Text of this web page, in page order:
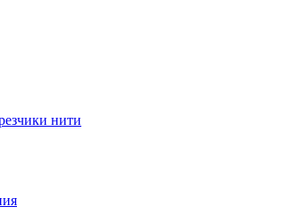
нити